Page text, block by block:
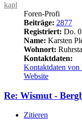
kapl
Foren-Profi
Beiträge: 2877
Registriert: Do.
Name: Karsten
Wohnort:
Kontaktdaten:
Kontaktdaten von
Website
Re: Wismut -
Zitieren